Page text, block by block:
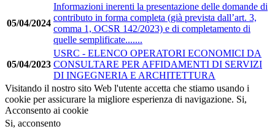
05/04/2024
Informazioni inerenti la presentazione delle domande di
contributo in forma completa (già prevista dall’art. 3,
comma 1, OCSR 142/2023) e di completamento di
quelle semplificate.......
05/04/2023
USRC - ELENCO OPERATORI ECONOMICI DA
CONSULTARE PER AFFIDAMENTI DI SERVIZI
DI INGEGNERIA E ARCHITETTURA
Visitando il nostro sito Web l'utente accetta che stiamo usando i
cookie per assicurare la migliore esperienza di navigazione. Si,
Acconsento ai cookie
Si, acconsento